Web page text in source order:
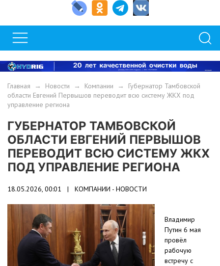
Главная → Новости → Компании → Губернатор Тамбовской
области Евгений Первышов переводит всю систему ЖКХ под
управление региона
ГУБЕРНАТОР ТАМБОВСКОЙ
ОБЛАСТИ ЕВГЕНИЙ ПЕРВЫШОВ
ПЕРЕВОДИТ ВСЮ СИСТЕМУ ЖКХ
ПОД УПРАВЛЕНИЕ РЕГИОНА
18.05.2026, 00:01 | КОМПАНИИ - НОВОСТИ
Владимир
Путин 6 мая
провёл
рабочую
встречу с